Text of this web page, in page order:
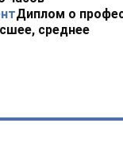
Диплом о
среднее